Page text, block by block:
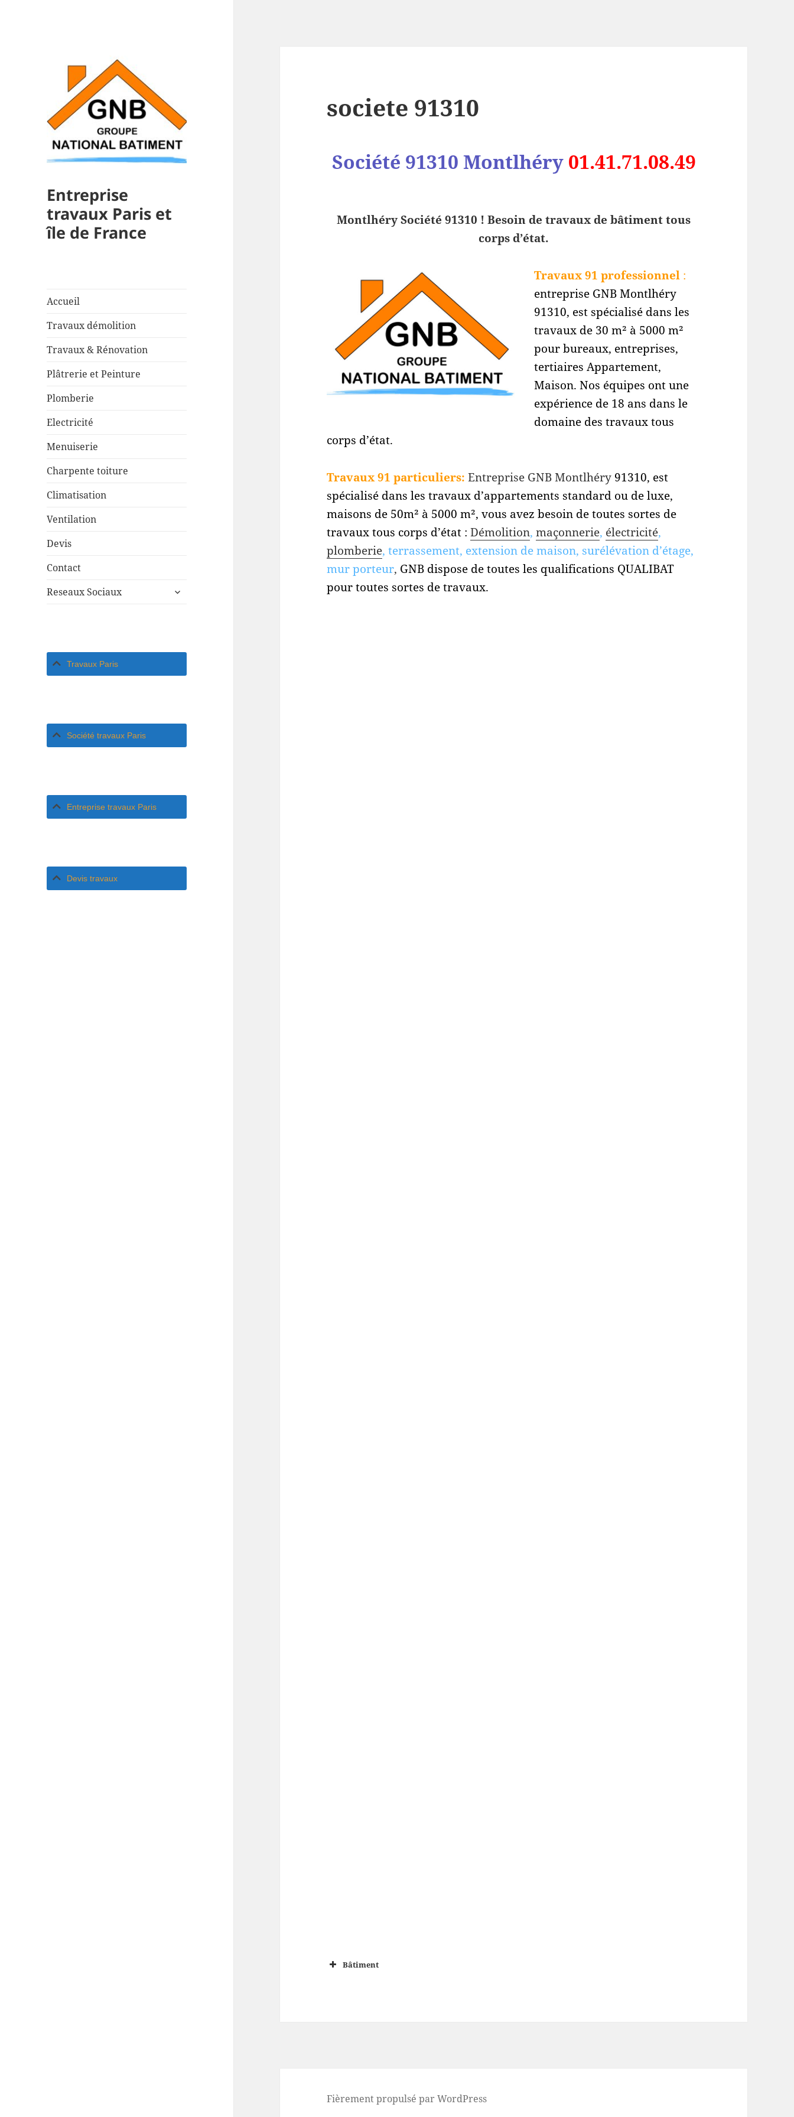
Entreprise
travaux Paris et
île de France
Accueil
Travaux démolition
Travaux & Rénovation
Plâtrerie et Peinture
Plomberie
Electricité
Menuiserie
Charpente toiture
Climatisation
Ventilation
Devis
Contact
Reseaux Sociaux
ouvrir
Travaux Paris
Société travaux Paris
Entreprise travaux Paris
Devis travaux
societe 91310
Société 91310 Montlhéry 01.41.71.08.49
Montlhéry Société 91310 ! Besoin de travaux de bâtiment tous
corps d’état.
Travaux 91 professionnel :
entreprise GNB Montlhéry
91310, est spécialisé dans les
travaux de 30 m² à 5000 m²
pour bureaux, entreprises,
tertiaires Appartement,
Maison. Nos équipes ont une
expérience de 18 ans dans le
domaine des travaux tous
corps d’état.
Travaux 91 particuliers: Entreprise GNB Montlhéry 91310, est
spécialisé dans les travaux d’appartements standard ou de luxe,
maisons de 50m² à 5000 m², vous avez besoin de toutes sortes de
travaux tous corps d’état : Démolition,maçonnerie, électricité,
plomberie, terrassement, extension de maison, surélévation d’étage,
mur porteur, GNB dispose de toutes les qualifications QUALIBAT
pour toutes sortes de travaux.
Bâtiment
Fièrement propulsé par WordPress